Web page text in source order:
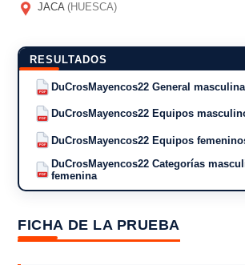
JACA (HUESCA)
RESULTADOS
PDF DuCrosMayencos22 General
PDF DuCrosMayencos22 Equipos
PDF DuCrosMayencos22 Equipos
PDF
DuCrosMayencos22 Categorías
femenina
FICHA DE LA PRUEBA